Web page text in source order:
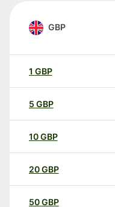
GBP
1 GBP
5 GBP
10GBP
20GBP
50GBP